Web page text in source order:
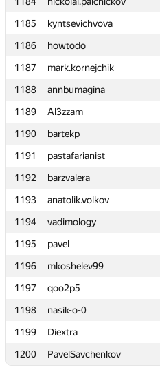
1185
kyntsevichvova
1186
howtodo
1187
mark.kornejchik
1188
annbumagina
1189
Al3zzam
1190
bartekp
1191
pastafarianist
1192
barzvalera
1193
anatolik.volkov
1194
vadimology
1195
pavel
1196
mkoshelev99
1197
qoo2p5
1198
nasik-o-0
1199
Diextra
1200
PavelSavchenkov
1185
kyntsevichvova
1186
howtodo
1187
mark.kornejchik
1188
annbumagina
1189
Al3zzam
1190
bartekp
1191
pastafarianist
1192
barzvalera
1193
anatolik.volkov
1194
vadimology
1195
pavel
1196
mkoshelev99
1197
qoo2p5
1198
nasik-o-0
1199
Diextra
1200
PavelSavchenkov